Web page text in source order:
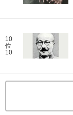
10
位
10